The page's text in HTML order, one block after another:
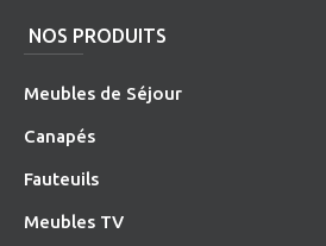
NOS PRODUITS
Meubles de Séjour
Canapés
Fauteuils
Meubles TV